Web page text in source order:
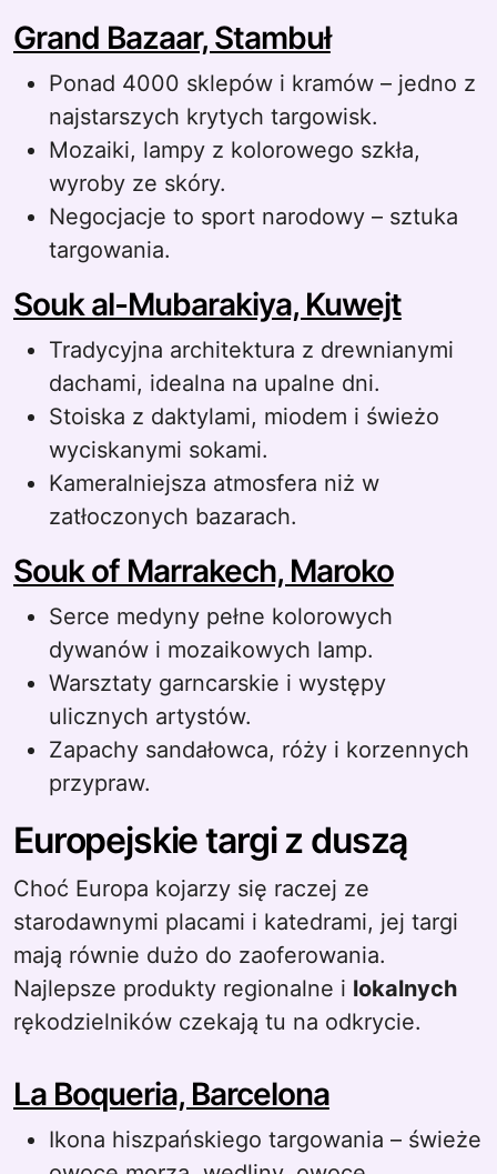
Grand Bazaar, Stambuł
Ponad 4000 sklepów i kramów – jedno z
najstarszych krytych targowisk.
Mozaiki, lampy z kolorowego szkła,
wyroby ze skóry.
Negocjacje to sport narodowy – sztuka
targowania.
Souk al-Mubarakiya, Kuwejt
Tradycyjna architektura z drewnianymi
dachami, idealna na upalne dni.
Stoiska z daktylami, miodem i świeżo
wyciskanymi sokami.
Kameralniejsza atmosfera niż w
zatłoczonych bazarach.
Souk of Marrakech, Maroko
Serce medyny pełne kolorowych
dywanów i mozaikowych lamp.
Warsztaty garncarskie i występy
ulicznych artystów.
Zapachy sandałowca, róży i korzennych
przypraw.
Europejskie targi z duszą
Choć Europa kojarzy się raczej ze
starodawnymi placami i katedrami, jej targi
mają równie dużo do zaoferowania.
Najlepsze produkty regionalne i lokalnych
rękodzielników czekają tu na odkrycie.
La Boqueria, Barcelona
Ikona hiszpańskiego targowania – świeże